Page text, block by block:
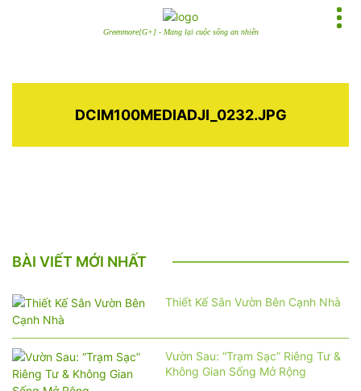
Greenmore[G+] - Mang lại cuộc sống an nhiên
DCIM100MEDIADJI_0232.JPG
BÀI VIẾT MỚI NHẤT
Thiết Kế Sân Vườn Bên Cạnh Nhà
Vườn Sau: “Trạm Sạc” Riêng Tư &
Không Gian Sống Mở Rộng